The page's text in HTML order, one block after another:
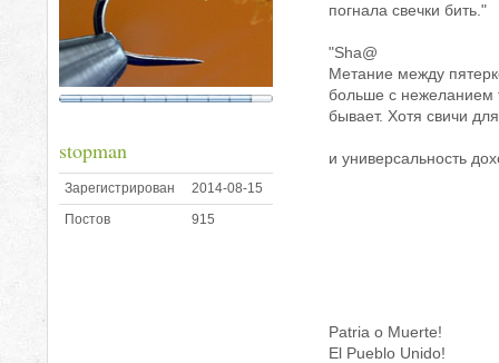
stopman
Зарегистрирован
2014-08-15
Постов
915
погнала свечки бить."
"Sha@
Метание между
больше с нежеланием
бывает. Хотя свичи
и универсальность
Patria o Muerte!
El Pueblo Unido!